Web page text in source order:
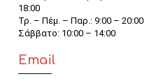
18:00
Τρ. – Πέμ. – Παρ.: 9:00 – 20:00
Σάββατο: 10:00 – 14:00
Email